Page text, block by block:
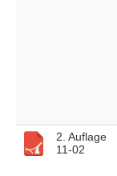
2. Auflage
11-02